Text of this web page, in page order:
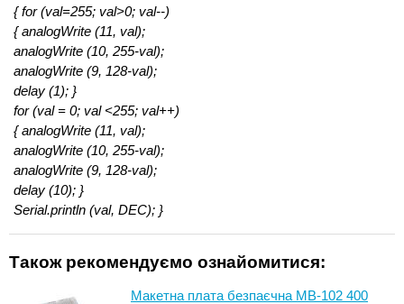
{ for (val=255; val>0; val--)
{ analogWrite (11, val);
analogWrite (10, 255-val);
analogWrite (9, 128-val);
delay (1); }
for (val = 0; val <255; val++)
{ analogWrite (11, val);
analogWrite (10, 255-val);
analogWrite (9, 128-val);
delay (10); }
Serial.println (val, DEC); }
Також рекомендуємо ознайомитися:
Макетна плата безпаєчна MB-102 400